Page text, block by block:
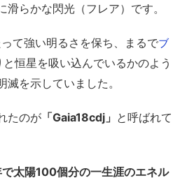
らかな閃光（フレア）です。
て強い明るさを保ち、まるでブ
恒星を吸い込んでいるかのよう
を示していました。
たのが 「Gaia18cdj」 と呼ばれて
で太陽100個分の一生涯のエネル